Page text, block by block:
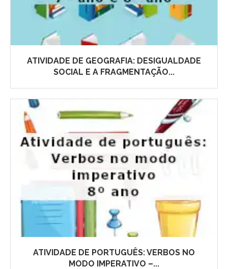
ATIVIDADE DE GEOGRAFIA: DESIGUALDADE
SOCIAL E A FRAGMENTAÇÃO...
ATIVIDADE DE PORTUGUÊS: VERBOS NO
MODO IMPERATIVO –...